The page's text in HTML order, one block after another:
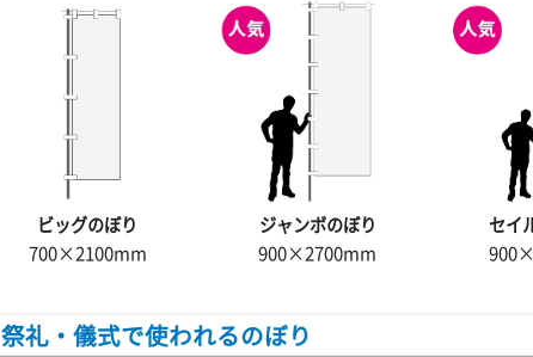
ビッグのぼり
700×2100mm
ジャンボのぼり
900×2700mm
セイ
祭礼・儀式で使われるのぼり